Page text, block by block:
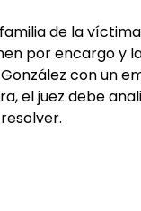
de la
por encargo y
con un
el juez debe